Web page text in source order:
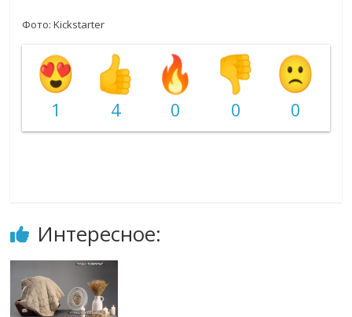
Фото: Kickstarter
1 4 0 0 0
Интересное: